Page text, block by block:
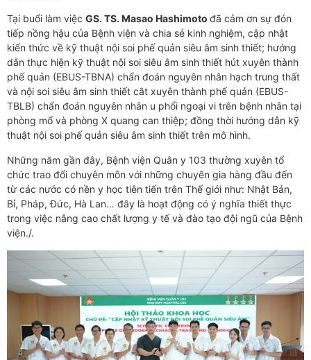
Tại buổi làm việc GS. TS. Masao Hashimoto đã cảm ơn sự đón
tiếp nồng hậu của Bệnh viện và chia sẻ kinh nghiệm, cập nhật
kiến thức về kỹ thuật nội soi phế quản siêu âm sinh thiết; hướng
dẫn thực hiện kỹ thuật nội soi siêu âm sinh thiết hút xuyên thành
phế quản (EBUS-TBNA) chẩn đoán nguyên nhân hạch trung thất
và nội soi siêu âm sinh thiết cắt xuyên thành phế quản (EBUS-
TBLB) chẩn đoán nguyên nhân u phổi ngoại vi trên bệnh nhân tại
phòng mổ và phòng X quang can thiệp; đồng thời hướng dẫn kỹ
thuật nội soi phế quản siêu âm sinh thiết trên mô hình.
Những năm gần đây, Bệnh viện Quân y 103 thường xuyên tổ
chức trao đổi chuyên môn với những chuyên gia hàng đầu đến
từ các nước có nền y học tiên tiến trên Thế giới như: Nhật Bản,
Bỉ, Pháp, Đức, Hà Lan… đây là hoạt động có ý nghĩa thiết thực
trong việc nâng cao chất lượng y tế và đào tạo đội ngũ của Bệnh
viện./.